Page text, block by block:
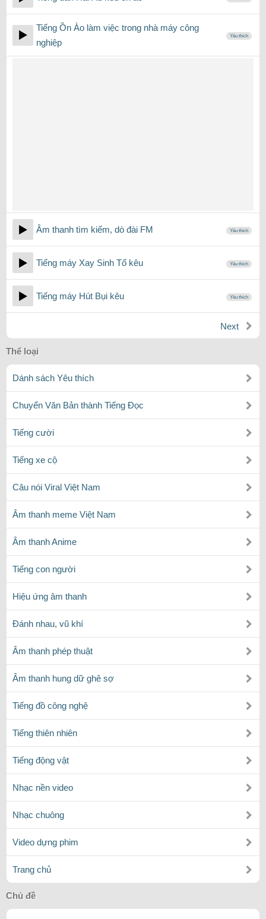
Tiếng Ồn Ào làm việc trong nhà máy công
nghiệp
Yêu thích
Âm thanh tìm kiếm, dò đài FM Yêu thích
Tiếng máy Xay Sinh Tố kêu Yêu thích
Tiếng máy Hút Bụi kêu Yêu thích
Next
Thể loại
Dánh sách Yêu thích
Chuyển Văn Bản thành Tiếng Đọc
Tiếng cười
Tiếng xe cộ
Câu nói Viral Việt Nam
Âm thanh meme Việt Nam
Âm thanh Anime
Tiếng con người
Hiệu ứng âm thanh
Đánh nhau, vũ khí
Âm thanh phép thuật
Âm thanh hung dữ ghê sợ
Tiếng đồ công nghệ
Tiếng thiên nhiên
Tiếng động vật
Nhạc nền video
Nhạc chuông
Video dựng phim
Trang chủ
Chủ đề